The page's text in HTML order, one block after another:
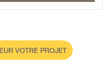
VOTRE PROJET